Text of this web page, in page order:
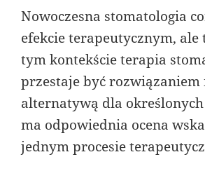
Nowoczesna stomatologia
efekcie terapeutycznym, ale
tym kontekście terapia
przestaje być
alternatywą dla
ma odpowiednia ocena
jednym procesie